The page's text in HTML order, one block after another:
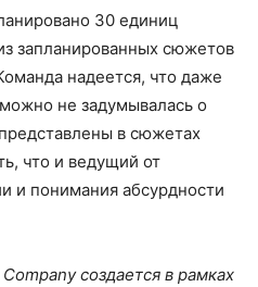
30 единиц
запланированных сюжетов
надеется, что даже
не задумывалась о
в сюжетах
что и ведущий от
и понимания абсурдности
создается в рамках